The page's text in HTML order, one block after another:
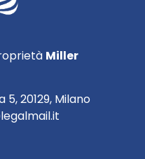
Miller
20129, Milano